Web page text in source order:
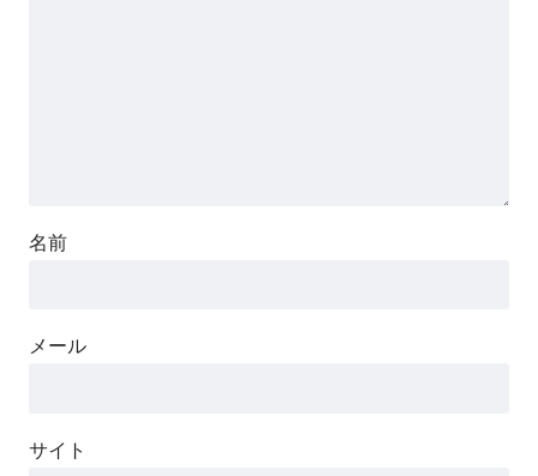
名前
メール
サイト